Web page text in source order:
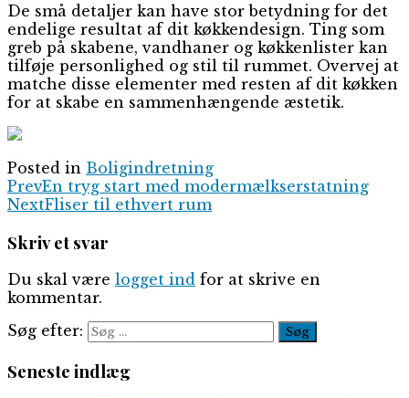
De små detaljer kan have stor betydning for det
endelige resultat af dit køkkendesign. Ting som
greb på skabene, vandhaner og køkkenlister kan
tilføje personlighed og stil til rummet. Overvej at
matche disse elementer med resten af dit køkken
for at skabe en sammenhængende æstetik.
Posted in Boligindretning
PrevEn tryg start med modermælkserstatning
NextFliser til ethvert rum
Skriv et svar
Du skal være logget ind for at skrive en
kommentar.
Søg efter:
Seneste indlæg